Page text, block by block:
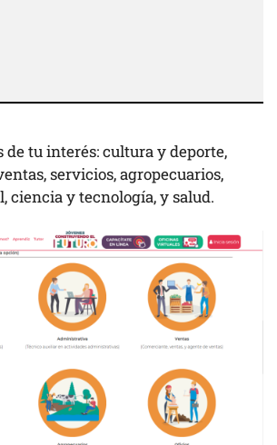
de tu interés: cultura y deporte,
servicios, agropecuarios,
ciencia y tecnología, y salud.